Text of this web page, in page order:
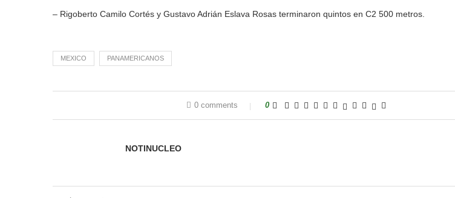
– Rigoberto Camilo Cortés y Gustavo Adrián Eslava Rosas terminaron quintos en C2 500 metros.
MEXICO PANAMERICANOS
0 comments 0
NOTINUCLEO